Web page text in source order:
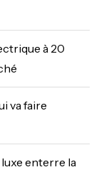
à 20
va faire
luxe enterre la